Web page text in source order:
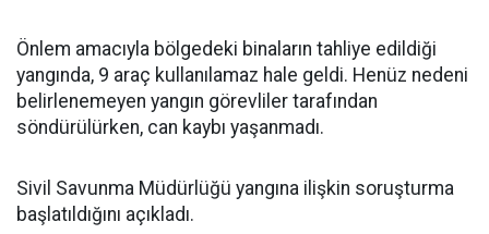
Önlem amacıyla bölgedeki binaların tahliye edildiği
yangında, 9 araç kullanılamaz hale geldi. Henüz nedeni
belirlenemeyen yangın görevliler tarafından
söndürülürken, can kaybı yaşanmadı.
Sivil Savunma Müdürlüğü yangına ilişkin soruşturma
başlatıldığını açıkladı.